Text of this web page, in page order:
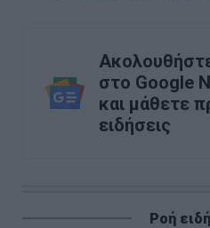
στο Google
και μάθετε
ειδήσεις
Ροή